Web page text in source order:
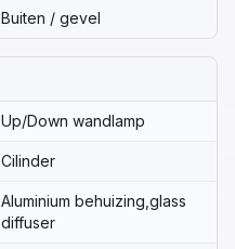
Buiten / gevel
Up/Down wandlamp
Cilinder
Aluminium behuizing,glass
diffuser